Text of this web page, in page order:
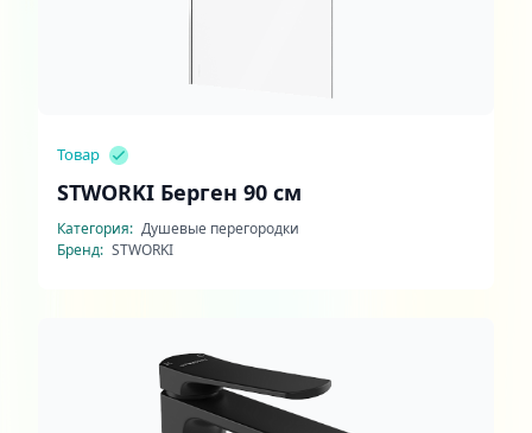
Товар
STWORKI Берген 90 см
Категория: Душевые перегородки
Бренд: STWORKI